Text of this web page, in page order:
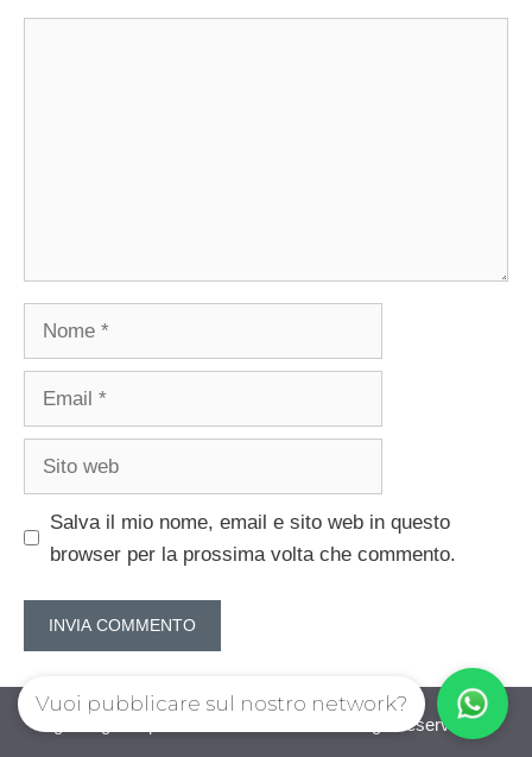
Salva il mio nome, email e sito web in questo
browser per la prossima volta che commento.
guadagnorisparmiando.com © 2026. All right reserverd.
Vuoi pubblicare sul nostro network?